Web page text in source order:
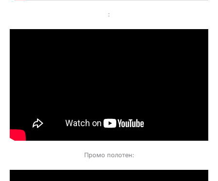
:
Промо полотен: